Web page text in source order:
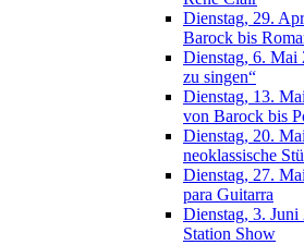
Dienstag, 29.
Barock bis
Dienstag, 6. Mai
zu singen“
Dienstag, 13.
von Barock bis
Dienstag, 20.
neoklassische
Dienstag, 27.
para Guitarra
Dienstag, 3.
Station Show